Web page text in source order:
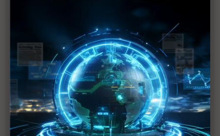
美中貿易戰導致旺季不旺 阿里巴巴下調2018全年財
日經點名合肥長鑫、長江存儲等陸廠成美方後續調查
行動目標
陸外交部要求美方提證明中方操縱竊密案 川習電話
熱線期G20對話重啟協商契機
美起訴聯電與晉華涉嫌竊密 美光表示欣慰